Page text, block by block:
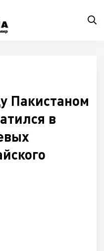
Пакистаном
в